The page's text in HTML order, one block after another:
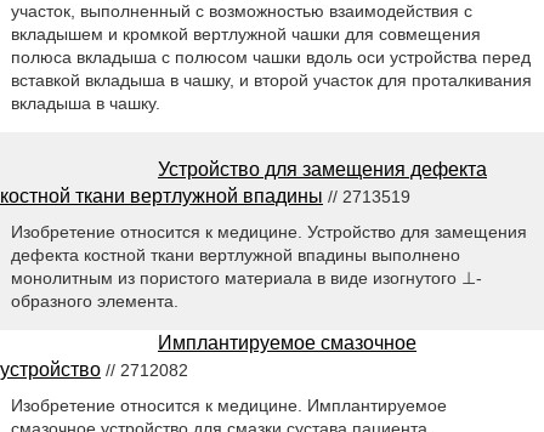
участок, выполненный с возможностью взаимодействия с
вкладышем и кромкой вертлужной чашки для совмещения
полюса вкладыша с полюсом чашки вдоль оси устройства перед
вставкой вкладыша в чашку, и второй участок для проталкивания
вкладыша в чашку.
Устройство для замещения дефекта
костной ткани вертлужной впадины // 2713519
Изобретение относится к медицине. Устройство для замещения
дефекта костной ткани вертлужной впадины выполнено
монолитным из пористого материала в виде изогнутого ⊥-
образного элемента.
Имплантируемое смазочное
устройство // 2712082
Изобретение относится к медицине. Имплантируемое